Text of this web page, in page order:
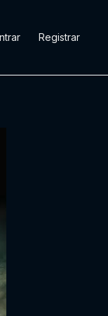
Registrar